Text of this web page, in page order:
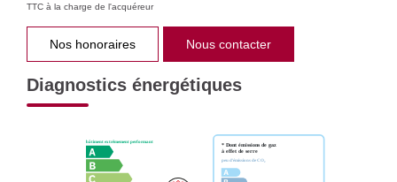
TTC à la charge de l'acquéreur
Nos honoraires Nous contacter
Diagnostics énergétiques